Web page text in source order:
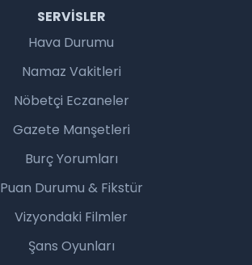
SERVISLER
Hava Durumu
Namaz Vakitleri
Nöbetçi Eczaneler
Gazete Manşetleri
Burç Yorumları
Puan Durumu & Fikstür
Vizyondaki Filmler
Şans Oyunları